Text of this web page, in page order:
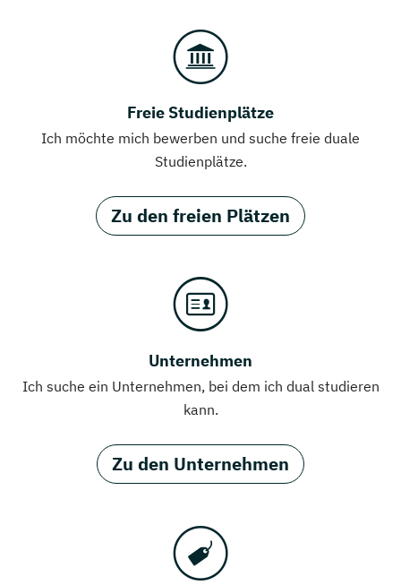
Freie Studienplätze
Ich möchte mich bewerben und suche freie duale
Studienplätze.
Zu den freien Plätzen
Unternehmen
Ich suche ein Unternehmen, bei dem ich dual studieren
kann.
Zu den Unternehmen